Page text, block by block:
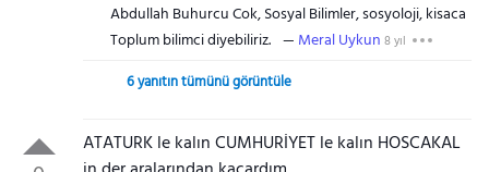
Abdullah Buhurcu Cok, Sosyal Bilimler, sosyoloji, kisaca
Toplum bilimci diyebiliriz.
Meral Uykun 8 yıl
6 yanıtın tümünü görüntüle
ATATURK le kalın CUMHURİYET le kalın HOSCAKAL